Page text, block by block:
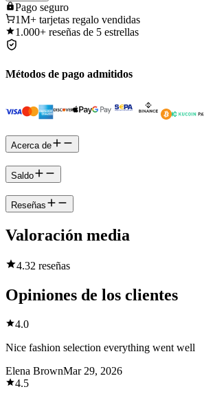
Pago seguro
1M+ tarjetas regalo vendidas
1.000+ reseñas de 5 estrellas
Métodos de pago admitidos
Acerca de
Saldo
Reseñas
Valoración media
4.32 reseñas
Opiniones de los clientes
4.0
Nice fashion selection everything went well
Elena BrownMar 29, 2026
4.5